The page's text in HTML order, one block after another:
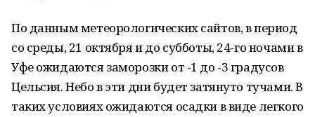
По данным метеорологических сайтов, в период
со среды, 21 октября и до субботы, 24-го ночами в
Уфе ожидаются заморозки от -1 до -3 градусов
Цельсия. Небо в эти дни будет затянуто тучами. В
таких условиях ожидаются осадки в виде легкого